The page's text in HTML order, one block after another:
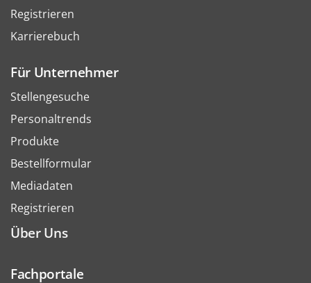
Registrieren
Karrierebuch
Für Unternehmer
Stellengesuche
Personaltrends
Produkte
Bestellformular
Mediadaten
Registrieren
Über Uns
Fachportale